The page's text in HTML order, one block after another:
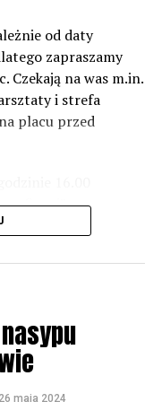
przekroczonych
nie możemy nic
61 i 56 decybeli –
od daty
zapraszamy
Czekają na was m.in.
i strefa
placu przed
26 maja 2024